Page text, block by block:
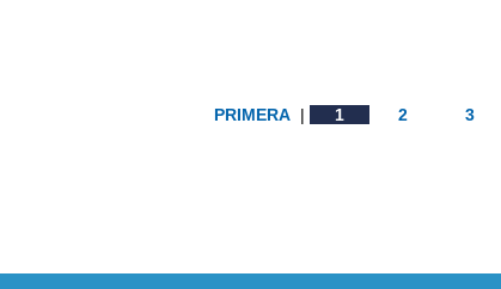
PRIMERA | 1 2 3